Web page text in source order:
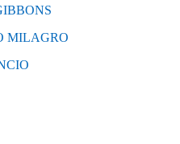
MILAGRO